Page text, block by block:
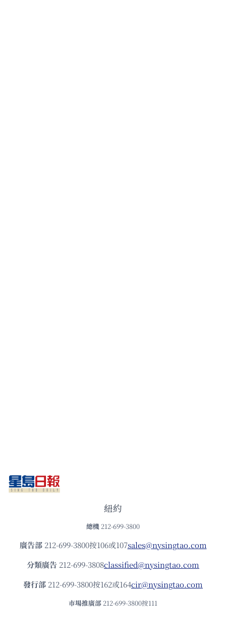
紐約
總機 212-699-3800
廣告部212-699-3800按106或107sales@nysingtao.com
分類廣告 212-699-3808classified@nysingtao.com
發⾏部 212-699-3800按162或164cir@nysingtao.com
市場推廣部 212-699-3800按111